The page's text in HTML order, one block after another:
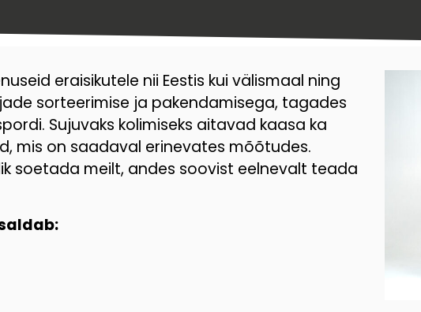
eraisikutele nii Eestis kui välismaal ning
sorteerimise ja pakendamisega, tagades
Sujuvaks kolimiseks aitavad kaasa ka
mis on saadaval erinevates mõõtudes.
soetada meilt, andes soovist eelnevalt teada